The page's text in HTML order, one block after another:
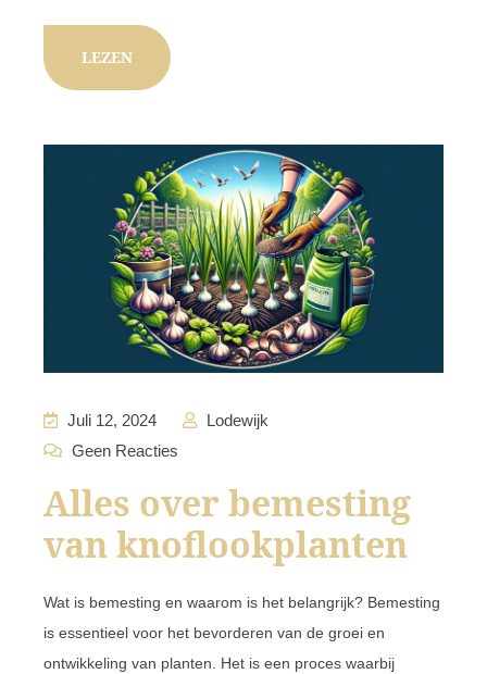
LEZEN
Juli 12, 2024
Lodewijk
Geen Reacties
Alles over bemesting
van knoflookplanten
Wat is bemesting en waarom is het belangrijk? Bemesting
is essentieel voor het bevorderen van de groei en
ontwikkeling van planten. Het is een proces waarbij